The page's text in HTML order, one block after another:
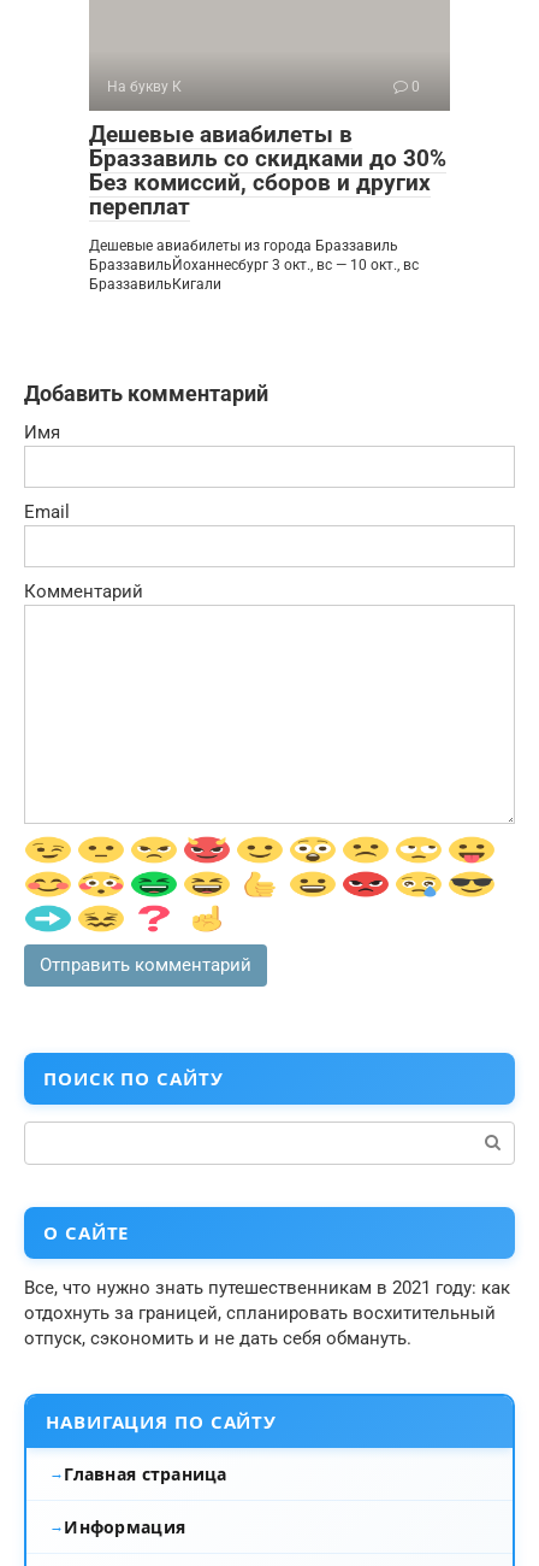
На букву К 0
Дешевые авиабилеты в
Браззавиль со скидками до 30%
Без комиссий, сборов и других
переплат
Дешевые авиабилеты из города Браззавиль
БраззавильЙоханнесбург 3 окт., вс — 10 окт., вс
БраззавильКигали
Добавить комментарий
Имя
Email
Комментарий
ПОИСК ПО САЙТУ
Поиск:
О САЙТЕ
Все, что нужно знать путешественникам в 2021 году: как
отдохнуть за границей, спланировать восхитительный
отпуск, сэкономить и не дать себя обмануть.
НАВИГАЦИЯ ПО САЙТУ
Главная страница
Информация